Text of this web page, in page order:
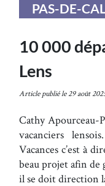
PAS-DE-
10 000
Lens
Article publié le 29 août
Cathy Apourceau-
vacanciers
Vacances c’est à
beau projet afin de
il se doit direction